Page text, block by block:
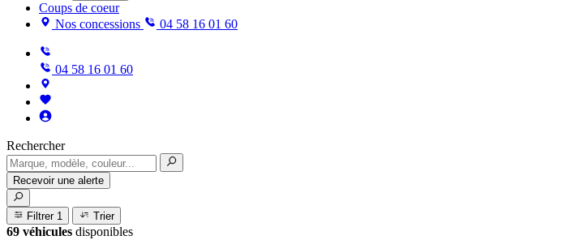
Coups de coeur
Nos concessions
04 58 16 01 60
04 58 16 01 60
Rechercher
Recevoir une alerte
Filtrer 1 Trier
69 véhicules disponibles